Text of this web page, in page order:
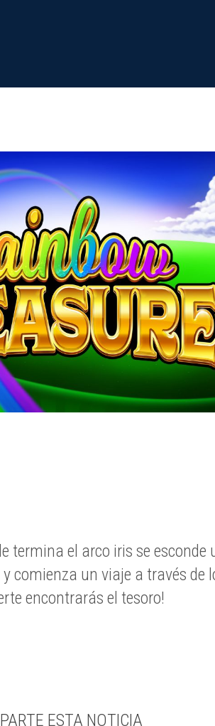
termina el arco iris se esconde
comienza un viaje a través de
encontrarás el tesoro!
ESTA NOTICIA